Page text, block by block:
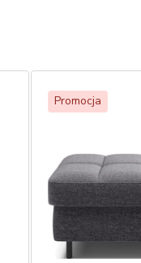
Promocja